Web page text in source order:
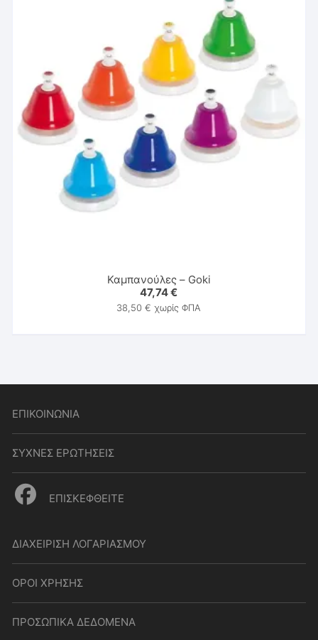
Καμπανούλες – Goki
47,74€
38,50€ χωρίς ΦΠΑ
ΕΠΙΚΟΙΝΩΝΙΑ
ΣΥΧΝΕΣ ΕΡΩΤΗΣΕΙΣ
ΕΠΙΣΚΕΦΘΕΙΤΕ
ΔΙΑΧΕΙΡΙΣΗ ΛΟΓΑΡΙΑΣΜΟΥ
ΟΡΟΙ ΧΡΗΣΗΣ
ΠΡΟΣΩΠΙΚΑ ΔΕΔΟΜΕΝΑ